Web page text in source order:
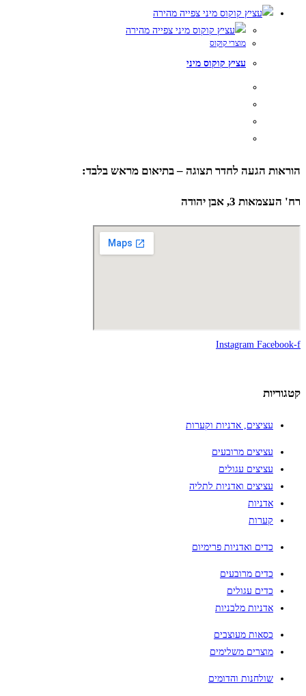
זה
יש
מספר
סוגים.
המוצר
צפייה מהירה
צפייה מהירה
מוצרי קוקוס
עציץ קוקוס מיני
יש
סוגים.
ניתן
הוראות הגעה לחדר תצוגה – בתיאום מראש בלבד:
רח' העצמאות 3, אבן יהודה
Instagram Facebook-f
קטגוריות
עציצים, אדניות וקערות
עציצים מרובעים
עציצים עגולים
עציצים ואדניות לתליה
אדניות
קערות
כדים ואדניות פרימיום
כדים מרובעים
כדים עגולים
אדניות מלבניות
כסאות מעוצבים
מוצרים משלימים
שולחנות והדומים